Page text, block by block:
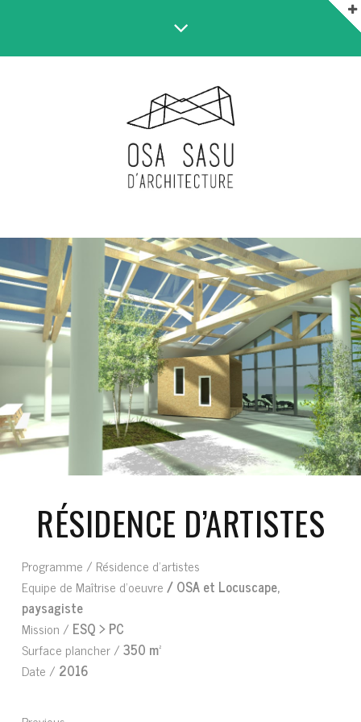
RÉSIDENCE D’ARTISTES
Programme / Résidence d’artistes
Equipe de Maîtrise d’oeuvre/ OSA et Locuscape,
paysagiste
Mission / ESQ > PC
Surface plancher /350 m²
Date / 2016